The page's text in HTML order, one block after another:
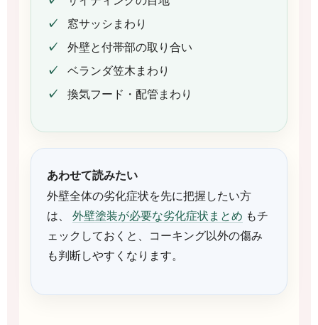
窓サッシまわり
外壁と付帯部の取り合い
ベランダ笠木まわり
換気フード・配管まわり
あわせて読みたい
外壁全体の劣化症状を先に把握したい方
は、外壁塗装が必要な劣化症状まとめ もチ
ェックしておくと、コーキング以外の傷み
も判断しやすくなります。